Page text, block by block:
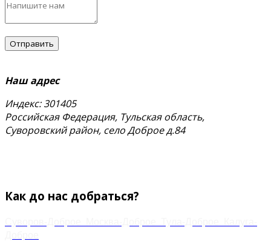
Наш адрес
Индекс: 301405
Российская Федерация, Тульская область,
Суворовский район, село Доброе д.84
Как до нас добраться?